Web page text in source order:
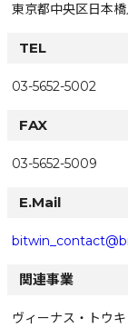
東京都中央区日本
TEL
03-5652-5002
FAX
03-5652-5009
E.Mail
関連事業
ヴィーナス・トウキ